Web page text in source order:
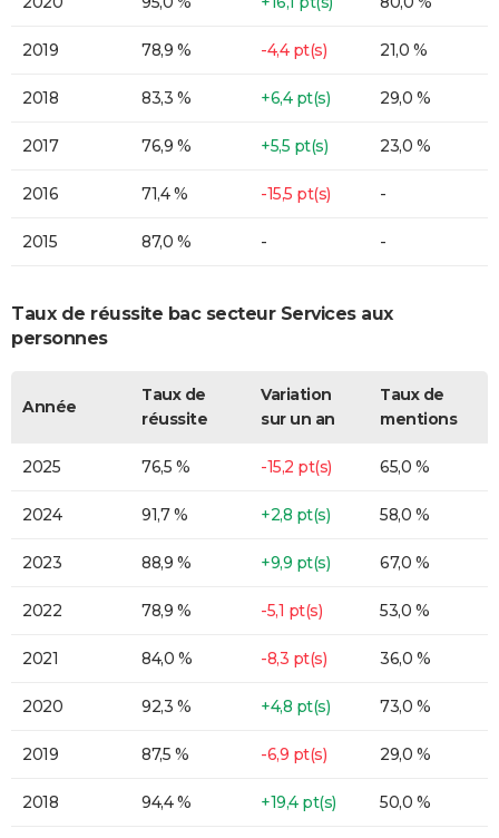
2019 78,9 % -4,4 pt(s) 21,0 %
2018 83,3 % +6,4 pt(s) 29,0 %
2017 76,9 % +5,5 pt(s) 23,0 %
2016 71,4 % -15,5 pt(s) -
2015 87,0 % - -
Taux de réussite bac secteur Services aux
personnes
Année
Taux de
réussite
Variation
sur un an
Taux de
mentions
2025 76,5 % -15,2 pt(s) 65,0 %
2024 91,7 % +2,8 pt(s) 58,0 %
2023 88,9 % +9,9 pt(s) 67,0 %
2022 78,9 % -5,1 pt(s) 53,0 %
2021 84,0 % -8,3 pt(s) 36,0 %
2020 92,3 % +4,8 pt(s) 73,0 %
2019 87,5 % -6,9 pt(s) 29,0 %
2018 94,4 % +19,4 pt(s) 50,0 %